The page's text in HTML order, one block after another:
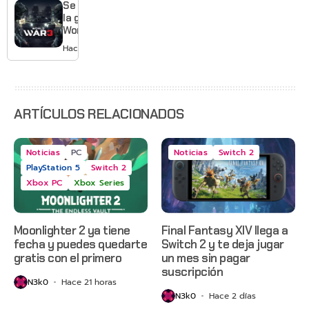
Day,
Grounded
Se acabó
la guerra:
World War
3 apaga
sus
Hace 3 días
ARTÍCULOS RELACIONADOS
Noticias
PC
PlayStation 5
Switch 2
Xbox PC
Xbox Series
Moonlighter 2 ya tiene
fecha y puedes quedarte
gratis con el primero
N3k0 Hace 21 horas
Noticias Switch 2
Final Fantasy XIV llega a
Switch 2 y te deja jugar
un mes sin pagar
suscripción
N3k0 Hace 2 días